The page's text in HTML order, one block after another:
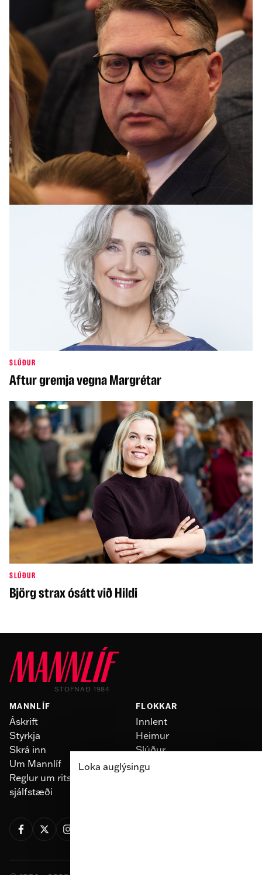
SLÚÐUR
Hvíslað um arftaka Ármanns
SLÚÐUR
Aftur gremja vegna Margrétar
SLÚÐUR
Björg strax ósátt við Hildi
STOFNAÐ 1984
MANNLÍF
Áskrift
Styrkja
Skrá inn
Um Mannlíf
Reglur um ritstjórnarlegt
sjálfstæði
FLOKKAR
Innlent
Heimur
Slúður
Skoðun
Loka auglýsingu